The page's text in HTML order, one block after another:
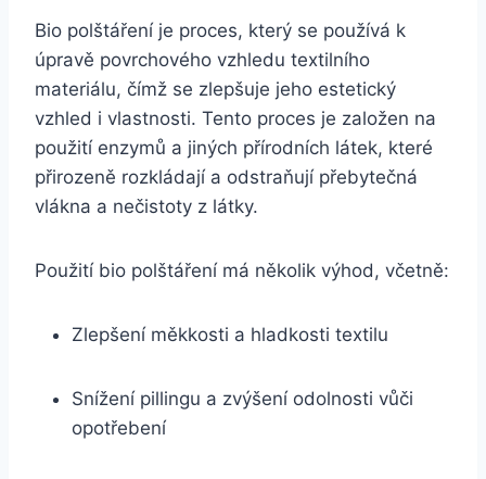
Bio polštáření je proces, ⁢který se používá k
úpravě ​povrchového ‍vzhledu ‌textilního​
materiálu, čímž se zlepšuje jeho estetický
vzhled ⁣i vlastnosti. Tento proces je založen⁣ na
použití enzymů a jiných ⁢přírodních látek, které
⁣přirozeně rozkládají a odstraňují přebytečná
vlákna‌ a nečistoty z látky.
Použití bio⁢ polštáření má ⁣několik výhod, včetně:
Zlepšení měkkosti a hladkosti textilu
Snížení pillingu a zvýšení odolnosti vůči
opotřebení